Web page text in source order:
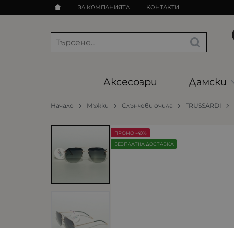
ЗА КОМПАНИЯТА КОНТАКТИ
Аксесоари Дамски
Начало Мъжки Слънчеви очила TRUSSARDI
ПРОМО -40%
БЕЗПЛАТНА ДОСТАВКА